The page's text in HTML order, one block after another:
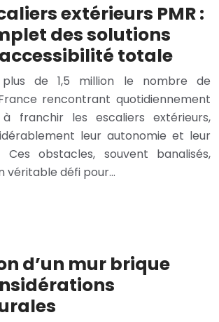
extérieurs PMR :
des solutions
totale
de 1,5 million le nombre de
rencontrant quotidiennement
franchir les escaliers extérieurs,
leur autonomie et leur
obstacles, souvent banalisés,
véritable défi pour…
d’un mur brique